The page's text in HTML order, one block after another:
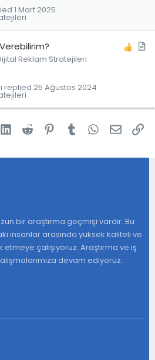
1 Mart 2025
Reklam Stratejileri
25 Ağustos 2024
LinkedInReddit Pinterest
Tumblr WhatsApp
E-
bir araştırma geçmişi vardır. Bu
insanlar arasında yüksek kaliteli ve
çalışıyoruz. Araştırma ve iş
devam ediyoruz.